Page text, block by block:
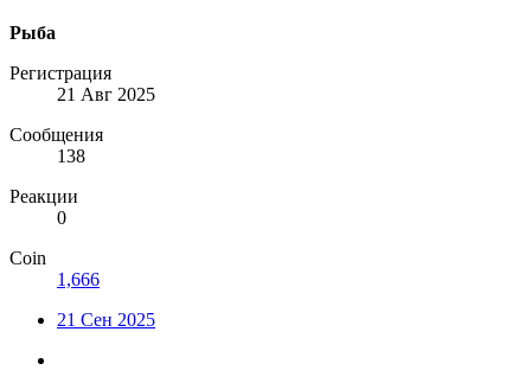
Рыба
Регистрация
21 Авг 2025
Сообщения
138
Реакции
0
Coin
1,666
21 Сен 2025